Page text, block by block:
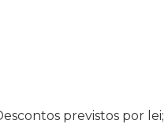
previstos por lei;